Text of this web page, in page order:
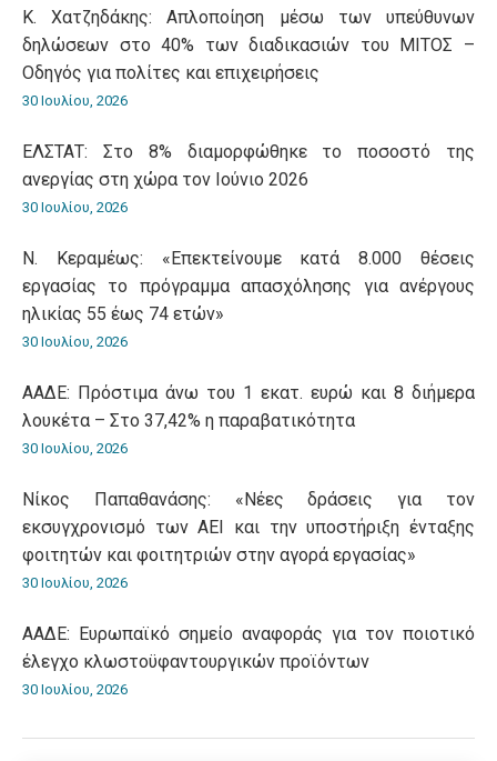
Κ. Χατζηδάκης: Aπλοποίηση μέσω των υπεύθυνων
δηλώσεων στο 40% των διαδικασιών του ΜΙΤΟΣ –
Οδηγός για πολίτες και επιχειρήσεις
30 Ιουλίου, 2026
ΕΛΣΤΑΤ: Στο 8% διαμορφώθηκε το ποσοστό της
ανεργίας στη χώρα τον Ιούνιο 2026
30 Ιουλίου, 2026
Ν. Κεραμέως: «Επεκτείνουμε κατά 8.000 θέσεις
εργασίας το πρόγραμμα απασχόλησης για ανέργους
ηλικίας 55 έως 74 ετών»
30 Ιουλίου, 2026
ΑΑΔΕ: Πρόστιμα άνω του 1 εκατ. ευρώ και 8 διήμερα
λουκέτα – Στο 37,42% η παραβατικότητα
30 Ιουλίου, 2026
Νίκος Παπαθανάσης: «Νέες δράσεις για τον
εκσυγχρονισμό των ΑΕΙ και την υποστήριξη ένταξης
φοιτητών και φοιτητριών στην αγορά εργασίας»
30 Ιουλίου, 2026
ΑΑΔΕ: Ευρωπαϊκό σημείο αναφοράς για τον ποιοτικό
έλεγχο κλωστοϋφαντουργικών προϊόντων
30 Ιουλίου, 2026